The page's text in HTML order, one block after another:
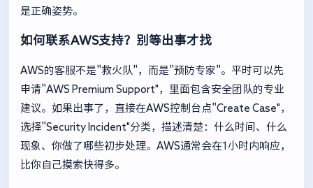
是正确姿势。
如何联系AWS支持？别等出事才找
AWS的客服不是"救火队"，而是"预防专家"。平时可以先
申请"AWS Premium Support"，里面包含安全团队的专业
建议。如果出事了，直接在AWS控制台点"Create Case"，
选择"Security Incident"分类，描述清楚：什么时间、什么
现象、你做了哪些初步处理。AWS通常会在1小时内响应，
比你自己摸索快得多。